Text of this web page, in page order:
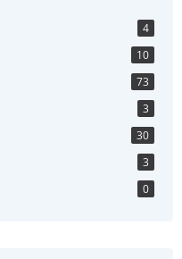
4
10
73
3
30
3
0